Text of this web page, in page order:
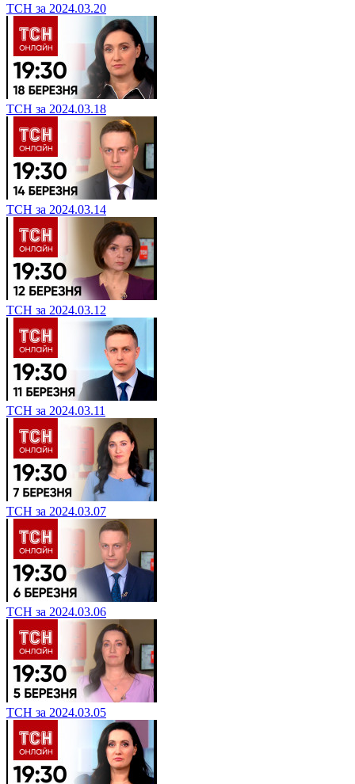
ТСН за 2024.03.20
ТСН за 2024.03.18
ТСН за 2024.03.14
ТСН за 2024.03.12
ТСН за 2024.03.11
ТСН за 2024.03.07
ТСН за 2024.03.06
ТСН за 2024.03.05